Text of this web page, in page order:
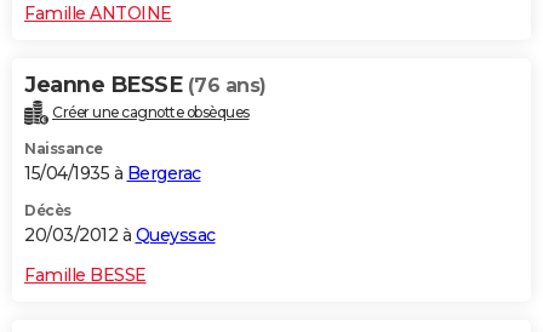
Famille ANTOINE
Jeanne BESSE (76 ans)
Créer une cagnotte obsèques
Naissance
15/04/1935 à Bergerac
Décès
20/03/2012 à Queyssac
Famille BESSE